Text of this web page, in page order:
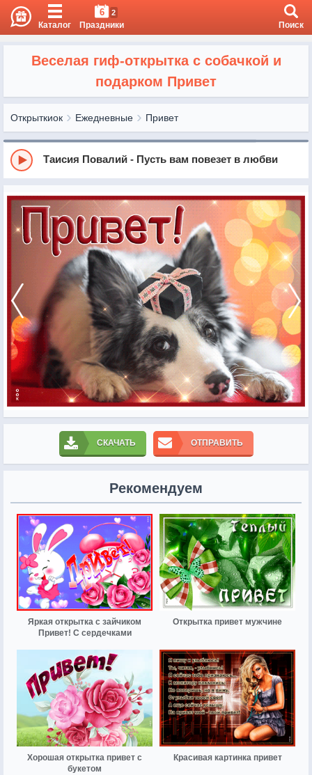
Каталог
6 2
Праздники Поиск
Веселая гиф-открытка с собачкой и
подарком Привет
Открыткиок Ежедневные Привет
Таисия Повалий - Пусть вам повезет в любви
СКАЧАТЬ ОТПРАВИТЬ
Рекомендуем
Яркая открытка с зайчиком
Привет! С сердечками
Открытка привет мужчине
Хорошая открытка привет с
букетом
Красивая картинка привет